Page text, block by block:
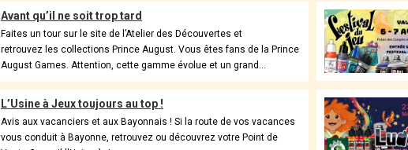
Avant qu’il ne soit trop tard
Faites un tour sur le site de l’Atelier des Découvertes et
retrouvez les collections Prince August. Vous êtes fans de la Prince
August Games. Attention, cette gamme évolue et un grand...
L’Usine à Jeux toujours au top !
Avis aux vacanciers et aux Bayonnais ! Si la route de vos vacances
vous conduit à Bayonne, retrouvez ou découvrez votre Point de